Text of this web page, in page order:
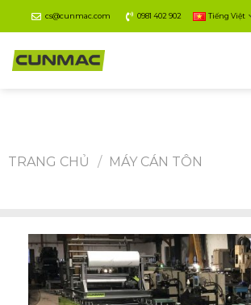
to
content
cs@cunmac.com 0981 402 902 Tiếng Việt
TRANG CHỦ / MÁY CÁN TÔN